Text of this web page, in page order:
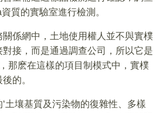
質的實驗室進行檢測。
係網中，土地使用權人並不與實樸
接，而是通過調查公司，所以它是
那麽在這樣的項目制模式中，實樸
的。
土壤基質及污染物的復雜性、多樣